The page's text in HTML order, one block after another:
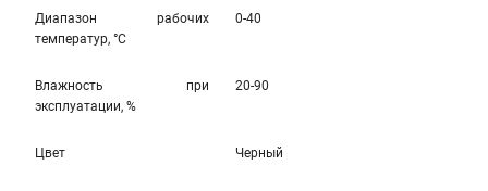
Диапазон рабочих
температур, °С
0-40
Влажность при
эксплуатации, %
20-90
Цвет Черный